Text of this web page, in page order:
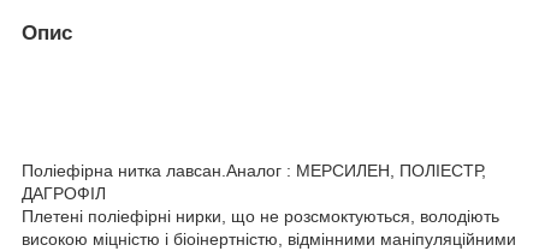
Опис
Поліефірна нитка лавсан.Аналог : МЕРСИЛЕН, ПОЛІЕСТР,
ДАГРОФІЛ
Плетені поліефірні нирки, що не розсмоктуються, володіють
високою міцністю і біоінертністю, відмінними маніпуляційними